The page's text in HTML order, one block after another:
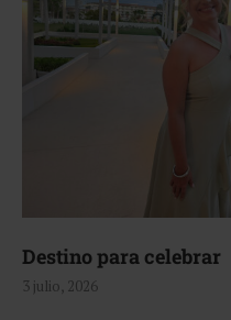
Destino para celebrar
3 julio, 2026